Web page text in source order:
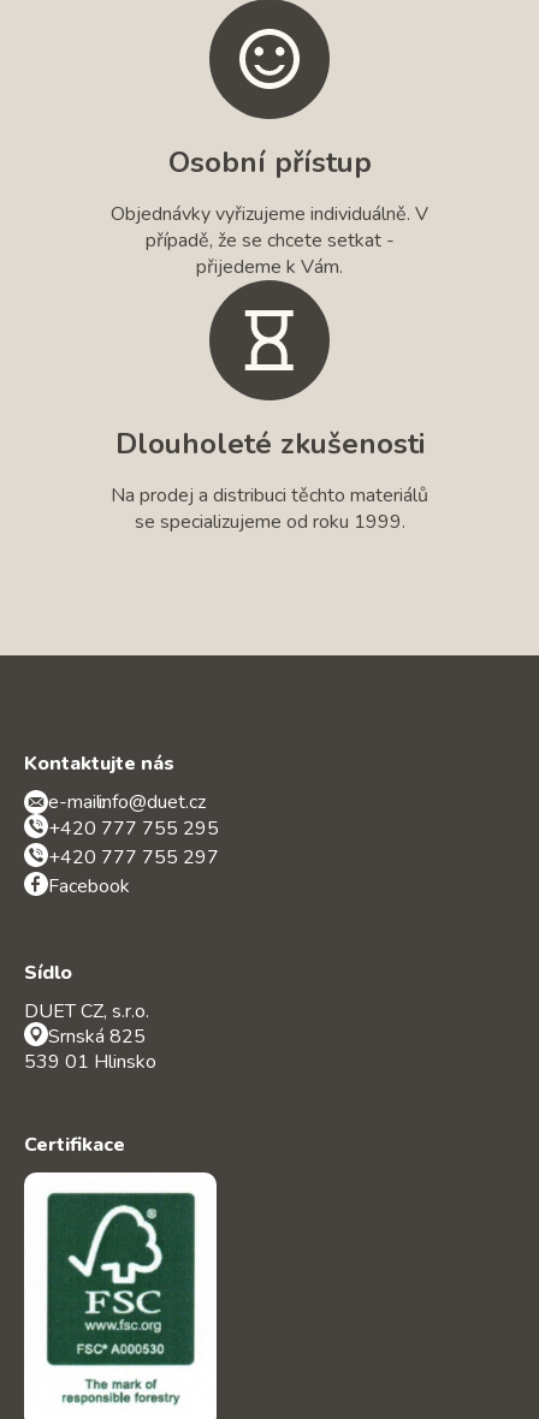
Osobní přístup
Objednávky vyřizujeme individuálně. V
případě, že se chcete setkat -
přijedeme k Vám.
Dlouholeté zkušenosti
Na prodej a distribuci těchto materiálů
se specializujeme od roku 1999.
Kontaktujte nás
e-mail:info@duet.cz
+420 777 755 295
+420 777 755 297
Facebook
Sídlo
DUET CZ, s.r.o.
Srnská 825
539 01 Hlinsko
Certifikace